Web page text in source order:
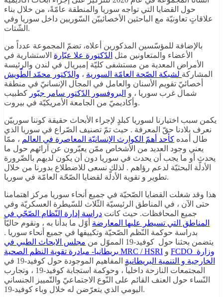
حول القضايا التي تواجه سوريا والمنطقة عامّةً، من خلال بناء
علاقاتٍ تعاونيّة مع الباحثين الأخصائييّن السّوريين داخل سوريا وفي
الشّتات.
بالإضافة للمؤسّسين المذكورين أعلاه، تضمّ المجموعة عدداً من
الأعضاء والمتعاونين مثل الدّكتورة علا عبّارة الاستشارية في
الأمراض المعدية من مستشفى كليّة إمبريال في لندن والرئيسة
المشاركة لشبكة الصّحة العامّة السورية ، والدّكتور محمّد الطّويش
أخصائيّ تقويم الأسنان والعامل في المجال الإنسانيّ في منطقة
شمال غرب سوريا ، و البروفسور الدّكتور سامر جبّور كطبيب
وأكاديميّ من الجامعة الأمريكيّة في بيروت.
يكمن سبب اختيارنا لسوريا كبلدٍ لإجراء الأبحاث حقيقة كوننا سورييّن
نعرف بلادنا حقّ المعرفة . حيث تمّ تصنيف الصّراع في سوريا الذي
طال أمده كأحد أهمّ الكوارث الإنسانيّة المعاصرة في العالم ، ممّا
يعني وجود العديد من الأشخاص ممّن يعبّرون عن آرائهم حول ما
يحدث أو ما يجب أن يحدث في سوريا دون أن يكون لديهم بالضّرورة
الأدلّة البحثيّة لدعم رؤاهم . لذلك نسعى للاضطلاع بدورنا من خلال
تطوير و تقوية الأدلّة لقضايا الصّحّة العامّة في سوريا.
هذا وقد شغلت القضايا الصّحيّة في جميع أنحاء سوريا مركز اهتمامنا
حتى الآن ، في المناطق الرئيسيّة الثّلاث للسّيطرة العسكريّة وفي
جميع المحافظات. حيث كانت دراسة إدارة النّظام الصّحّي في
المناطق التي تسيطر عليها المعارضة أوّل ما بدأنا به ، ونقوم حاليّاً
بدراسة حوكمة النّظم الصّحيّة وتكييفها في جميع أنحاء سوريا .
يتضمن بحثنا حول كوفيد-19 المموّل من
مجلس الابحاث الطبي في
بريطانيا- مبادرة تقوية النظم الصحية MRC / HSRI
FCDO وزارة
الخارجية و التنمية البريطانية
المفاهيم الموجودة حول كوفيد-19 في
المجتمعات النازحة داخلياّ ، وحوكمة استجابة كوفيد-19 ، وتجارب
النّساء حول العنف القائم على النّوع الاجتماعيّ والتّمييز الجنساني
اليومي الذي يتعرّضن له خلال وباء كوفيد-19.